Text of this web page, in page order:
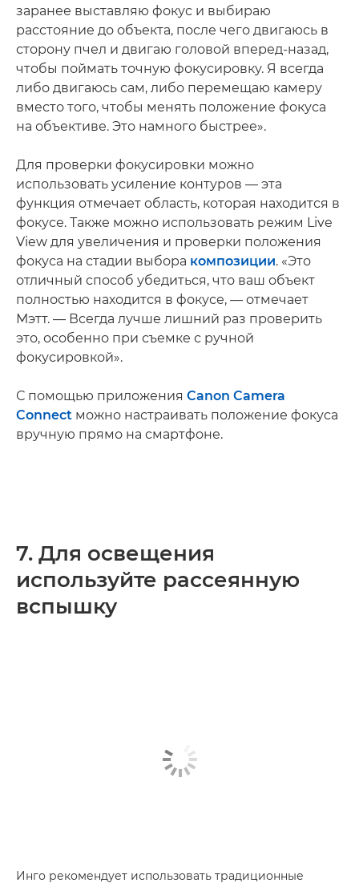
заранее выставляю фокус и выбираю
расстояние до объекта, после чего двигаюсь в
сторону пчел и двигаю головой вперед-назад,
чтобы поймать точную фокусировку. Я всегда
либо двигаюсь сам, либо перемещаю камеру
вместо того, чтобы менять положение фокуса
на объективе. Это намного быстрее».
Для проверки фокусировки можно
использовать усиление контуров — эта
функция отмечает область, которая находится в
фокусе. Также можно использовать режим Live
View для увеличения и проверки положения
фокуса на стадии выбора композиции. «Это
отличный способ убедиться, что ваш объект
полностью находится в фокусе, — отмечает
Мэтт. — Всегда лучше лишний раз проверить
это, особенно при съемке с ручной
фокусировкой».
С помощью приложения Canon Camera
Connect можно настраивать положение фокуса
вручную прямо на смартфоне.
7. Для освещения
используйте рассеянную
вспышку
Инго рекомендует использовать традиционные